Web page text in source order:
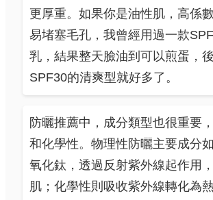
更厚重。如果你是油性肌，高係
易堵塞毛孔，我曾經用過一款
乳，結果整天臉油到可以煎蛋，
SPF30的清爽型就好多了。
防曬推薦中，成分類型也很重要
和化學性。物理性防曬主要成分
氧化鈦，透過反射紫外線起作用
肌；化學性則吸收紫外線轉化為